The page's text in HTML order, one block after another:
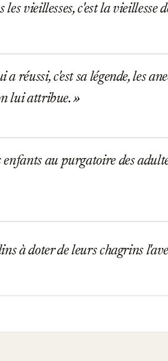
vieillesses, c'est la vieillesse
réussi, c'est sa légende, les
lui attribue.
au purgatoire des
à doter de leurs chagrins